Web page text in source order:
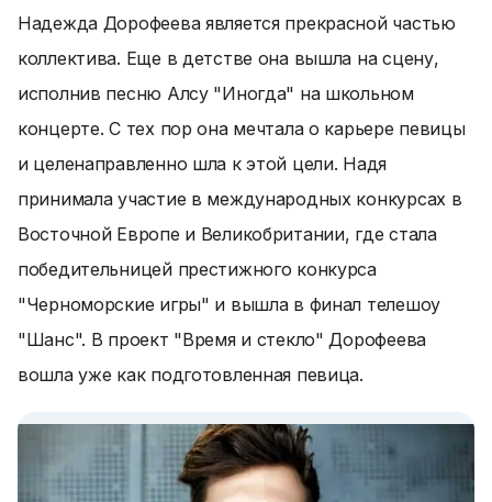
Надежда Дорофеева является прекрасной частью
коллектива. Еще в детстве она вышла на сцену,
исполнив песню Алсу "Иногда" на школьном
концерте. С тех пор она мечтала о карьере певицы
и целенаправленно шла к этой цели. Надя
принимала участие в международных конкурсах в
Восточной Европе и Великобритании, где стала
победительницей престижного конкурса
"Черноморские игры" и вышла в финал телешоу
"Шанс". В проект "Время и стекло" Дорофеева
вошла уже как подготовленная певица.